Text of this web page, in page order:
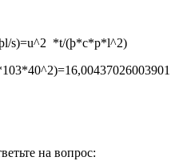
s)=u^2 *t/(þ*c*p*l^2)
на вопрос: